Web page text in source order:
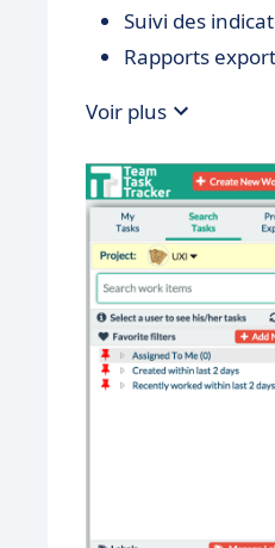
Suivi des
Rapports
Voir plus